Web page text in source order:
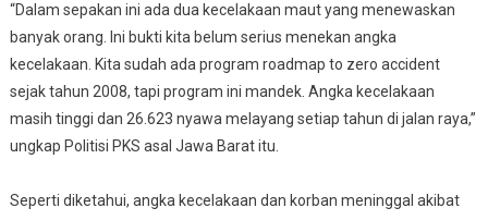
“Dalam sepakan ini ada dua kecelakaan maut yang menewaskan
banyak orang. Ini bukti kita belum serius menekan angka
kecelakaan. Kita sudah ada program roadmap to zero accident
sejak tahun 2008, tapi program ini mandek. Angka kecelakaan
masih tinggi dan 26.623 nyawa melayang setiap tahun di jalan raya,”
ungkap Politisi PKS asal Jawa Barat itu.
Seperti diketahui, angka kecelakaan dan korban meninggal akibat